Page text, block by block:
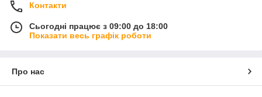
Контакти
Сьогодні працює з 09:00 до 18:00
Показати весь графік роботи
Про нас